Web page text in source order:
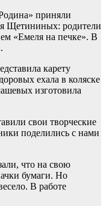
приняли
Щетининых: родители
«Емеля на печке». В
карету
ехала в коляске
изготовила
свои творческие
поделились с нами
что на свою
бумаги. Но
В работе